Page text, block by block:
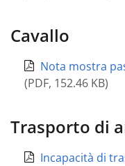
Cavallo
Nota mostra
(PDF, 152.46 KB)
Trasporto di
Incapacità di